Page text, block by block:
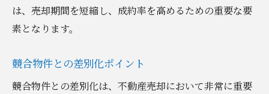
は、売却期間を短縮し、成約率を高めるための重要な要
素となります。
競合物件との差別化ポイント
競合物件との差別化は、不動産売却において非常に重要